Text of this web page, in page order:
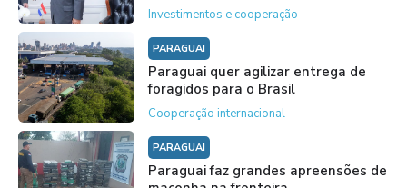
Investimentos e cooperação
PARAGUAI
Paraguai quer agilizar entrega de
foragidos para o Brasil
Cooperação internacional
PARAGUAI
Paraguai faz grandes apreensões de